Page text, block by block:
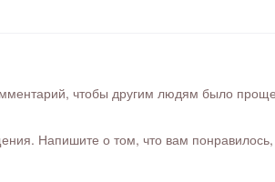
чтобы другим людям было
Напишите о том, что вам